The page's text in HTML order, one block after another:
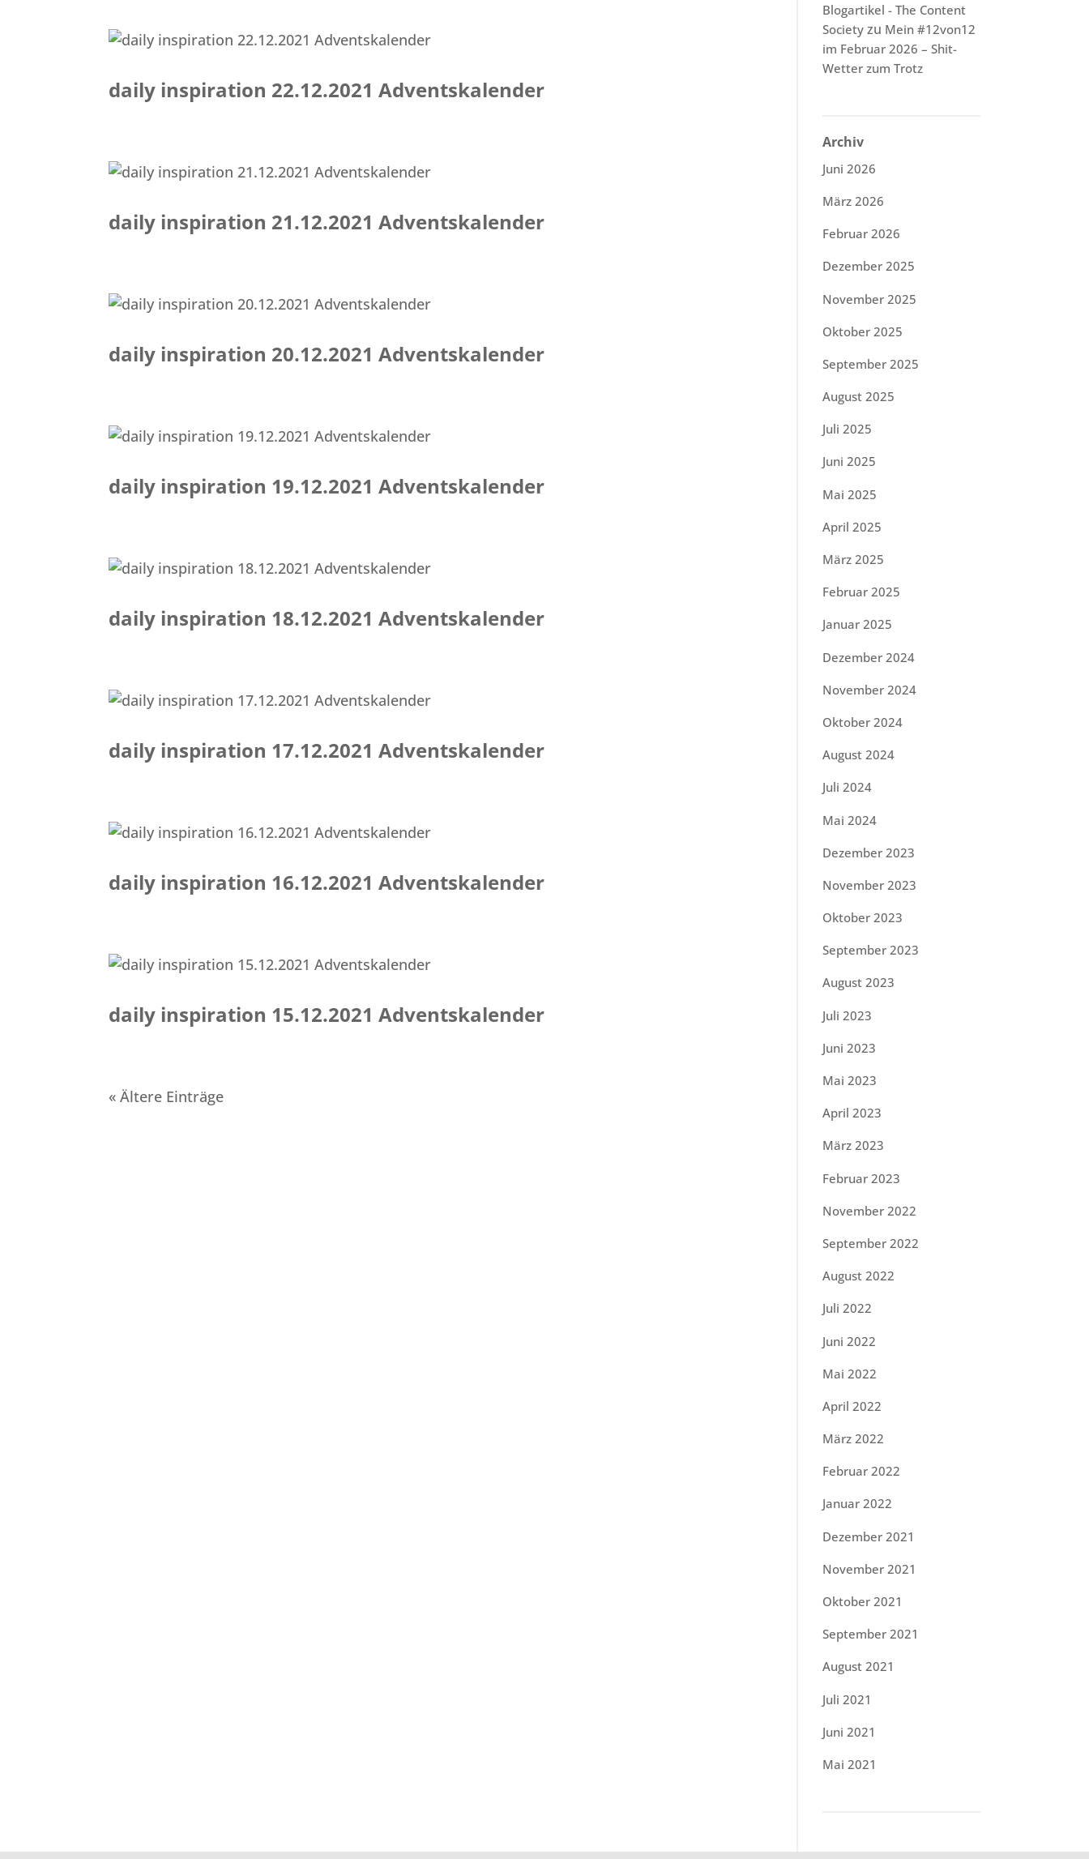
daily inspiration 22.12.2021 Adventskalender
daily inspiration 21.12.2021 Adventskalender
daily inspiration 20.12.2021 Adventskalender
daily inspiration 19.12.2021 Adventskalender
daily inspiration 18.12.2021 Adventskalender
daily inspiration 17.12.2021 Adventskalender
daily inspiration 16.12.2021 Adventskalender
daily inspiration 15.12.2021 Adventskalender
« Ältere Einträge
Blogartikel - The Content
Society zu Mein #12von12
im Februar 2026 – Shit-
Wetter zum Trotz
Archiv
Juni 2026
März 2026
Februar 2026
Dezember 2025
November 2025
Oktober 2025
September 2025
August 2025
Juli 2025
Juni 2025
Mai 2025
April 2025
März 2025
Februar 2025
Januar 2025
Dezember 2024
November 2024
Oktober 2024
August 2024
Juli 2024
Mai 2024
Dezember 2023
November 2023
Oktober 2023
September 2023
August 2023
Juli 2023
Juni 2023
Mai 2023
April 2023
März 2023
Februar 2023
November 2022
September 2022
August 2022
Juli 2022
Juni 2022
Mai 2022
April 2022
März 2022
Februar 2022
Januar 2022
Dezember 2021
November 2021
Oktober 2021
September 2021
August 2021
Juli 2021
Juni 2021
Mai 2021